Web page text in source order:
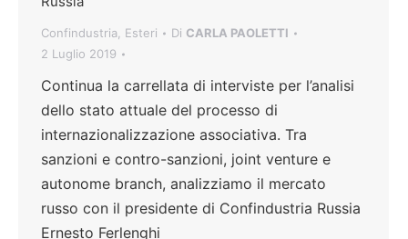
Confindustria Esteri Di CARLA PAOLETTI
2 Luglio 2019
Continua la carrellata di interviste per l’analisi
dello stato attuale del processo di
internazionalizzazione associativa. Tra
sanzioni e contro-sanzioni, joint venture e
autonome branch, analizziamo il mercato
russo con il presidente di Confindustria Russia
Ernesto Ferlenghi